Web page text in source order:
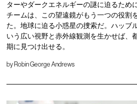
ターやダークエネルギーの謎に迫るため
チームは、この望遠鏡がもう一つの役割
た。地球に迫る小惑星の捜索だ。ハッブ
いう広い視野と赤外線観測を生かせば、
期に見つけ出せる。
by Robin George Andrews